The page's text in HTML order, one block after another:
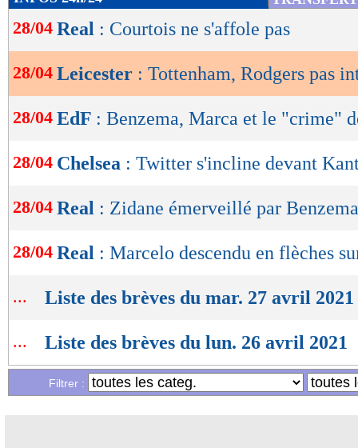
de
lecture
OK
28/04 Real : Courtois ne s'affole pas
28/04 Leicester : Tottenham, Rodgers pas
28/04 EdF : Benzema, Marca et le "crime"
28/04 Chelsea : Twitter s'incline devant
28/04 Real : Zidane émerveillé par Benzema
28/04 Real : Marcelo descendu en flèches
... Liste des brèves du mar. 27 avril 2021
... Liste des brèves du lun. 26 avril 2021
Filtrer :